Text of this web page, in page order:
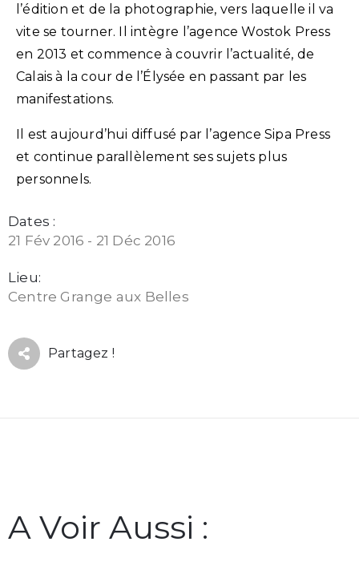
l’édition et de la photographie, vers laquelle il va
vite se tourner. Il intègre l’agence Wostok Press
en 2013 et commence à couvrir l’actualité, de
Calais à la cour de l’Élysée en passant par les
manifestations.
Il est aujourd’hui diffusé par l’agence Sipa Press
et continue parallèlement ses sujets plus
personnels.
Dates :
21 Fév 2016 - 21 Déc 2016
Lieu:
Centre Grange aux Belles
Partagez !
A Voir Aussi :